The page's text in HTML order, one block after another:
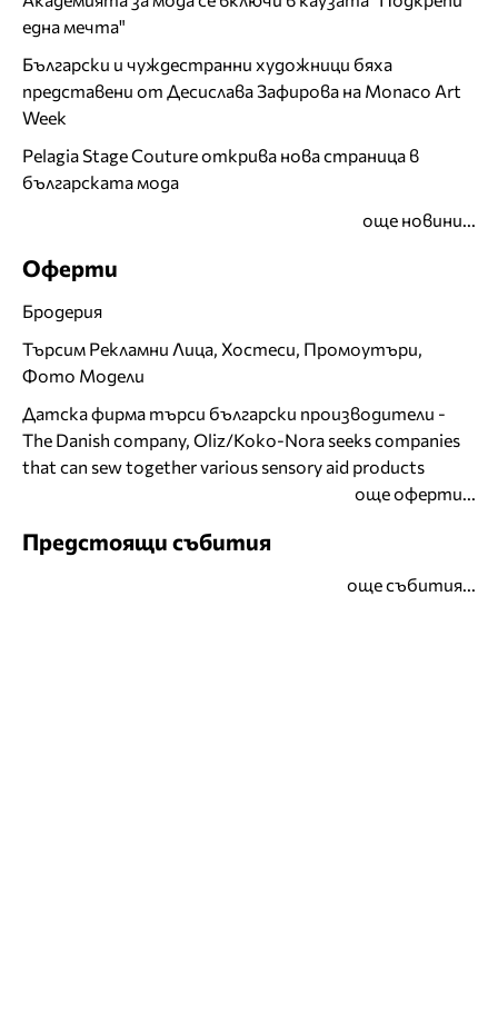
една мечта"
Български и чуждестранни художници бяха
представени от Десислава Зафирова на Monaco Art
Week
Pelagia Stage Couture открива нова страница в
българската мода
още новини...
Оферти
Бродерия
Търсим Рекламни Лица, Хостеси, Промоутъри,
Фото Модели
Датска фирма търси български производители -
The Danish company, Oliz/Koko-Nora seeks companies
that can sew together various sensory aid products
още оферти...
Предстоящи събития
още събития...